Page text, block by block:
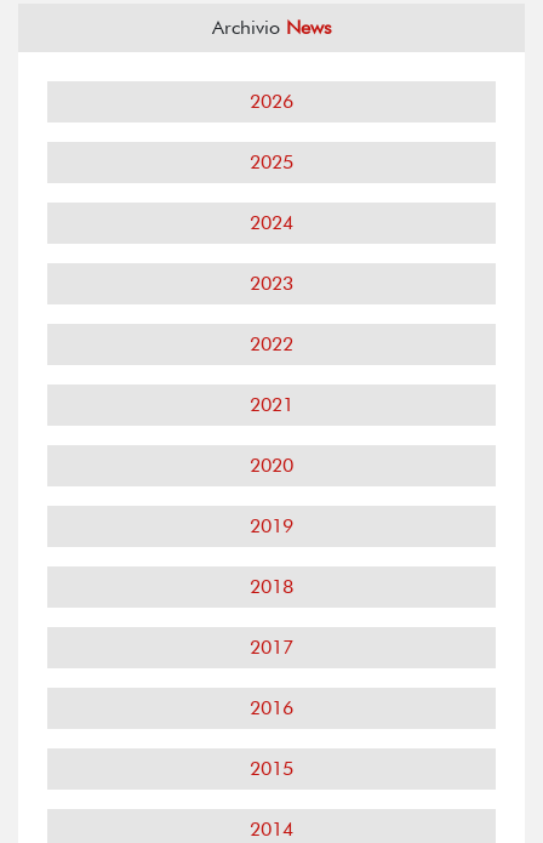
Archivio News
2026
2025
2024
2023
2022
2021
2020
2019
2018
2017
2016
2015
2014